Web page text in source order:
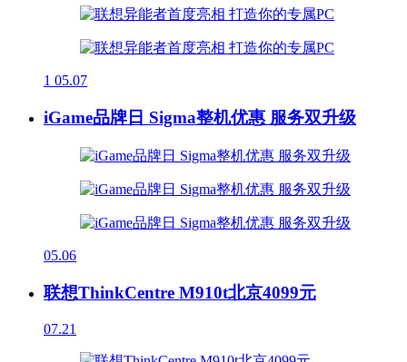
1 05.07
iGame品牌日 Sigma整机优惠 服务双升级
05.06
联想ThinkCentre M910t北京4099元
07.21